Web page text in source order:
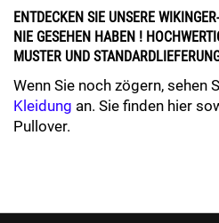
ENTDECKEN SIE UNSERE
NIE GESEHEN HABEN !
MUSTER UND
Wenn Sie noch zögern, sehen
Kleidung an. Sie finden hier
Pullover.